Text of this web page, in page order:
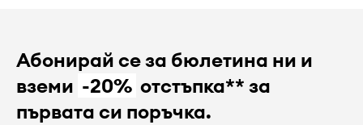
Абонирай се за бюлетина ни и
вземи -20% отстъпка** за
първата си поръчка.